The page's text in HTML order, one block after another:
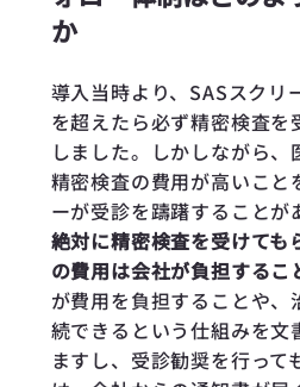
か
導入当時より、SASスクリ
を超えたら必ず精密検査を
しました。しかしながら、
精密検査の費用が高いこと
ーが受診を躊躇することが
絶対に精密検査を受けても
の費用は会社が負担するこ
が費用を負担することや
続できるという仕組みを文
ますし、受診勧奨を行って